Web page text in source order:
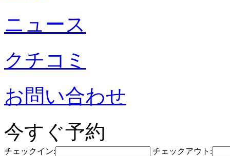
ニュース
クチコミ
お問い合わせ
今すぐ予約
チェックイン: チェックアウト: